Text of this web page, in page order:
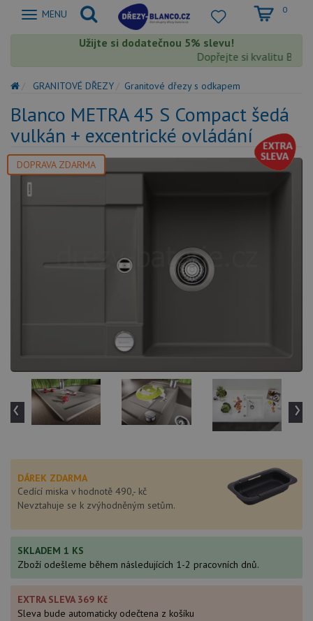
Zobrazit
MENU 0
Užijte si dodatečnou 5% slevu!
Dopřejte si kvalitu
GRANITOVÉ DŘEZY Granitové dřezy s odkapem
Blanco METRA 45 S Compact šedá
vulkán + excentrické ovládání
DOPRAVA ZDARMA
‹ ›
DÁREK ZDARMA
Cedící miska v hodnotě 490,- kč
Nevztahuje se k zvýhodněným setům.
SKLADEM 1 KS
Zboží odešleme během následujících 1-2 pracovních dnů.
EXTRA SLEVA 369 Kč
Sleva bude automaticky odečtena z košíku